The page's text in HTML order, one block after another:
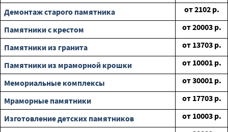
Демонтаж старого памятника
от2102 р.
Памятники с крестом
от20003 р.
Памятники из гранита
от 13703 р.
Памятники из мраморной крошки
от 10001 р.
Мемориальные комплексы
от30001 р.
Мраморные памятники
от 17703 р.
Изготовление детских памятников
от 10003 р.